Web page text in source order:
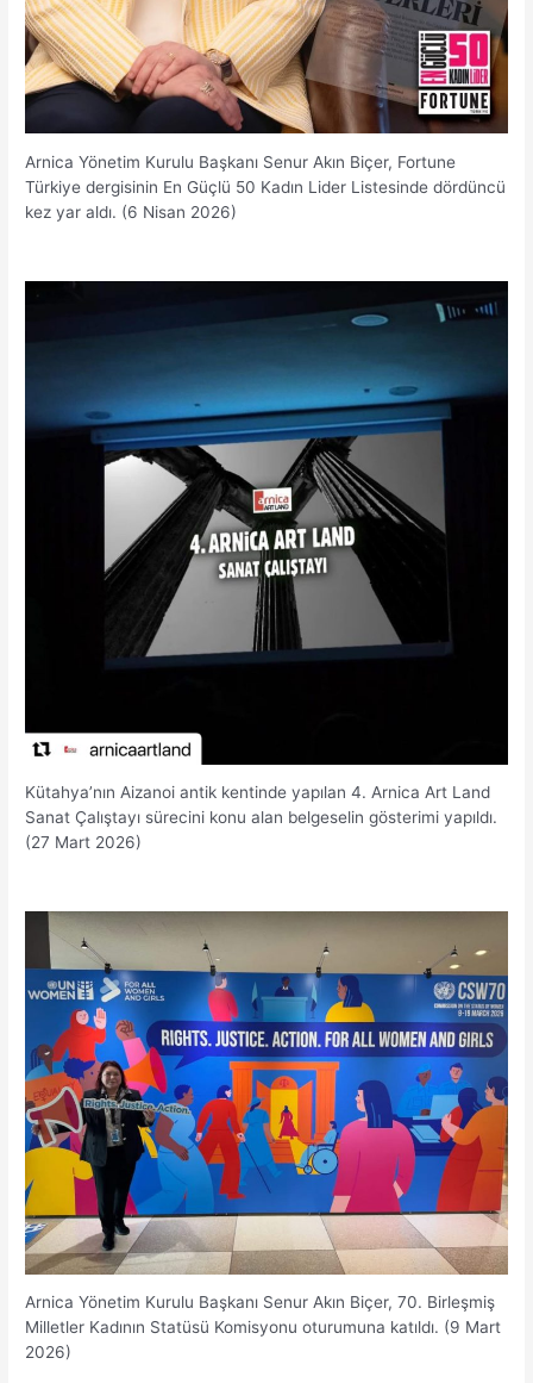
Arnica Yönetim Kurulu Başkanı Senur Akın Biçer, Fortune
Türkiye dergisinin En Güçlü 50 Kadın Lider Listesinde dördüncü
kez yar aldı. (6 Nisan 2026)
Kütahya’nın Aizanoi antik kentinde yapılan 4. Arnica Art Land
Sanat Çalıştayı sürecini konu alan belgeselin gösterimi yapıldı.
(27 Mart 2026)
Arnica Yönetim Kurulu Başkanı Senur Akın Biçer, 70. Birleşmiş
Milletler Kadının Statüsü Komisyonu oturumuna katıldı. (9 Mart
2026)